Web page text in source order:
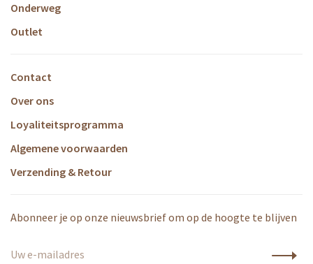
Onderweg
Outlet
Contact
Over ons
Loyaliteitsprogramma
Algemene voorwaarden
Verzending & Retour
Abonneer je op onze nieuwsbrief om op de hoogte te blijven